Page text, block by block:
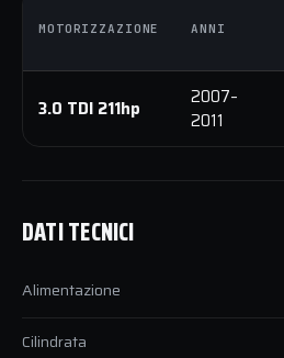
MOTORIZZAZIONE ANNI
3.0 TDI 211hp
2007–
2011
DATI TECNICI
Alimentazione
Cilindrata